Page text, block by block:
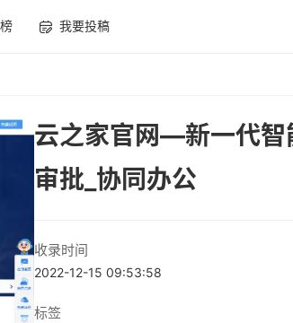
我要投稿
云之家官网—新一代智
审批_协同办公
收录时间
2022-12-15 09:53:58
标签